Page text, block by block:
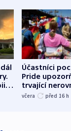
Účastníci
Pride
trvající
včera před 16 h